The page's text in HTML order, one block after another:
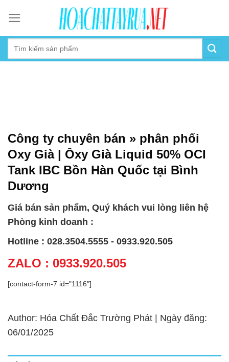
content
Công ty chuyên bán » phân phối
Oxy Già | Ôxy Già Liquid 50% OCI
Tank IBC Bồn Hàn Quốc tại Bình
Dương
Giá bán sản phẩm, Quý khách vui lòng liên hệ
Phòng kinh doanh :
Hotline : 028.3504.5555 - 0933.920.505
ZALO : 0933.920.505
[contact-form-7 id="1116"]
Author: Hóa Chất Đắc Trường Phát | Ngày đăng:
06/01/2025